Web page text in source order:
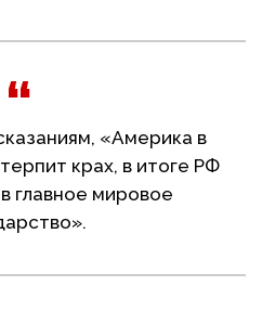
«Америка в
крах, в итоге РФ
главное мировое